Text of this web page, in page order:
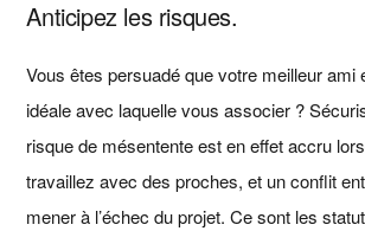
Anticipez les risques.
Vous êtes persuadé que votre meilleur ami
idéale avec laquelle vous associer ?
risque de mésentente est en effet accru
travaillez avec des proches, et un conflit
mener à l’échec du projet. Ce sont les